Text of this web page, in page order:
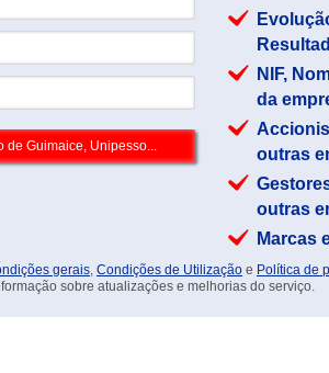
NIF,
da
outras
outras
Marcas
gerais, Condições de Utilização e Política de
sobre atualizações e melhorias do serviço.